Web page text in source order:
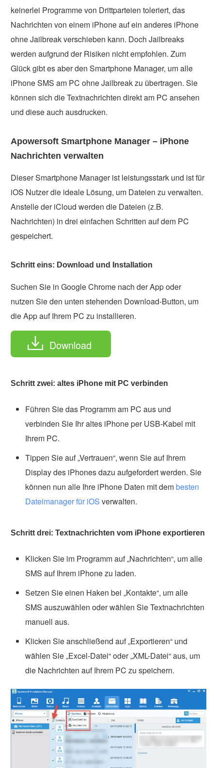
keinerlei Programme von Drittparteien toleriert, das
Nachrichten von einem iPhone auf ein anderes iPhone
ohne Jailbreak verschieben kann. Doch Jailbreaks
werden aufgrund der Risiken nicht empfohlen. Zum
Glück gibt es aber den Smartphone Manager, um alle
iPhone SMS am PC ohne Jailbreak zu übertragen. Sie
können sich die Textnachrichten direkt am PC ansehen
und diese auch ausdrucken.
Apowersoft Smartphone Manager – iPhone
Nachrichten verwalten
Dieser Smartphone Manager ist leistungsstark und ist für
iOS Nutzer die ideale Lösung, um Dateien zu verwalten.
Anstelle der iCloud werden die Dateien (z.B.
Nachrichten) in drei einfachen Schritten auf dem PC
gespeichert.
Schritt eins: Download und Installation
Suchen Sie in Google Chrome nach der App oder
nutzen Sie den unten stehenden Download-Button, um
die App auf Ihrem PC zu installieren.
Download
Schritt zwei: altes iPhone mit PC verbinden
Führen Sie das Programm am PC aus und
verbinden Sie Ihr altes iPhone per USB-Kabel mit
Ihrem PC.
Tippen Sie auf „Vertrauen“, wenn Sie auf Ihrem
Display des iPhones dazu aufgefordert werden. Sie
können nun alle Ihre iPhone Daten mit dembesten
Dateimanager für iOS verwalten.
Schritt drei: Textnachrichten vom iPhone exportieren
Klicken Sie im Programm auf „Nachrichten“, um alle
SMS auf Ihrem iPhone zu laden.
Setzen Sie einen Haken bei „Kontakte“, um alle
SMS auszuwählen oder wählen Sie Textnachrichten
manuell aus.
Klicken Sie anschließend auf „Exportieren“ und
wählen Sie „Excel-Datei“ oder „XML-Datei“ aus, um
die Nachrichten auf Ihrem PC zu speichern.